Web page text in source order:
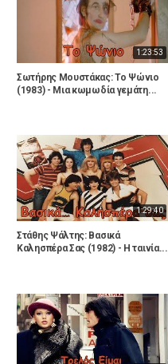
1:23:53
Σωτήρης Μουστάκας: Το Ψώνιο
(1983) - Μια κωμωδία γεμάτη...
1:29:40
Στάθης Ψάλτης: Βασικά
Καλησπέρα Σας (1982) - Η ταινία...